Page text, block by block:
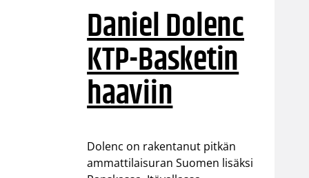
Daniel Dolenc
KTP-Basketin
haaviin
Dolenc on rakentanut pitkän
ammattilaisuran Suomen lisäksi